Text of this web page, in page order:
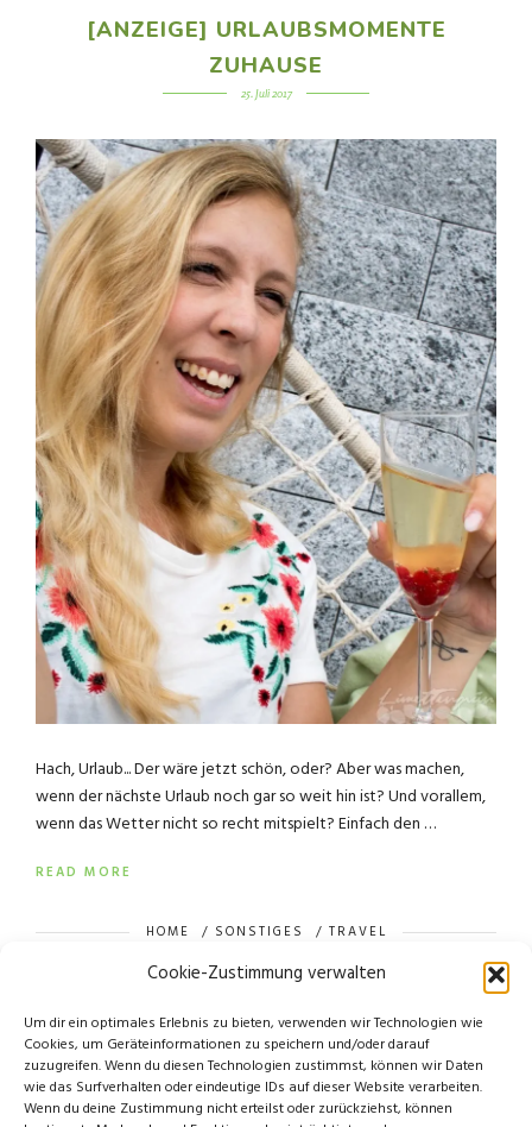
Cookie-Zustimmung verwalten
Um dir ein optimales Erlebnis zu bieten, verwenden wir Technologien wie
Cookies, um Geräteinformationen zu speichern und/oder darauf
zuzugreifen. Wenn du diesen Technologien zustimmst, können wir Daten
wie das Surfverhalten oder eindeutige IDs auf dieser Website verarbeiten.
Wenn du deine Zustimmung nicht erteilst oder zurückziehst, können
[ANZEIGE] URLAUBSMOMENTE
ZUHAUSE
25. Juli 2017
Hach, Urlaub... Der wäre jetzt schön, oder? Aber was machen,
wenn der nächste Urlaub noch gar so weit hin ist? Und vorallem,
wenn das Wetter nicht so recht mitspielt? Einfach den …
READ MORE
HOME / SONSTIGES / TRAVEL